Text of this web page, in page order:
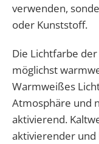
verwenden,
oder Kunststoff.
Die Lichtfarbe
möglichst
Warmweißes
Atmosphäre und
aktivierend.
aktivierender